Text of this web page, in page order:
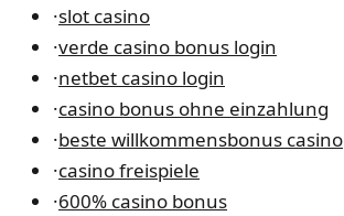
·slot casino
·verde casino bonus login
·netbet casino login
·casino bonus ohne einzahlung
·beste willkommensbonus casino
·casino freispiele
·600% casino bonus